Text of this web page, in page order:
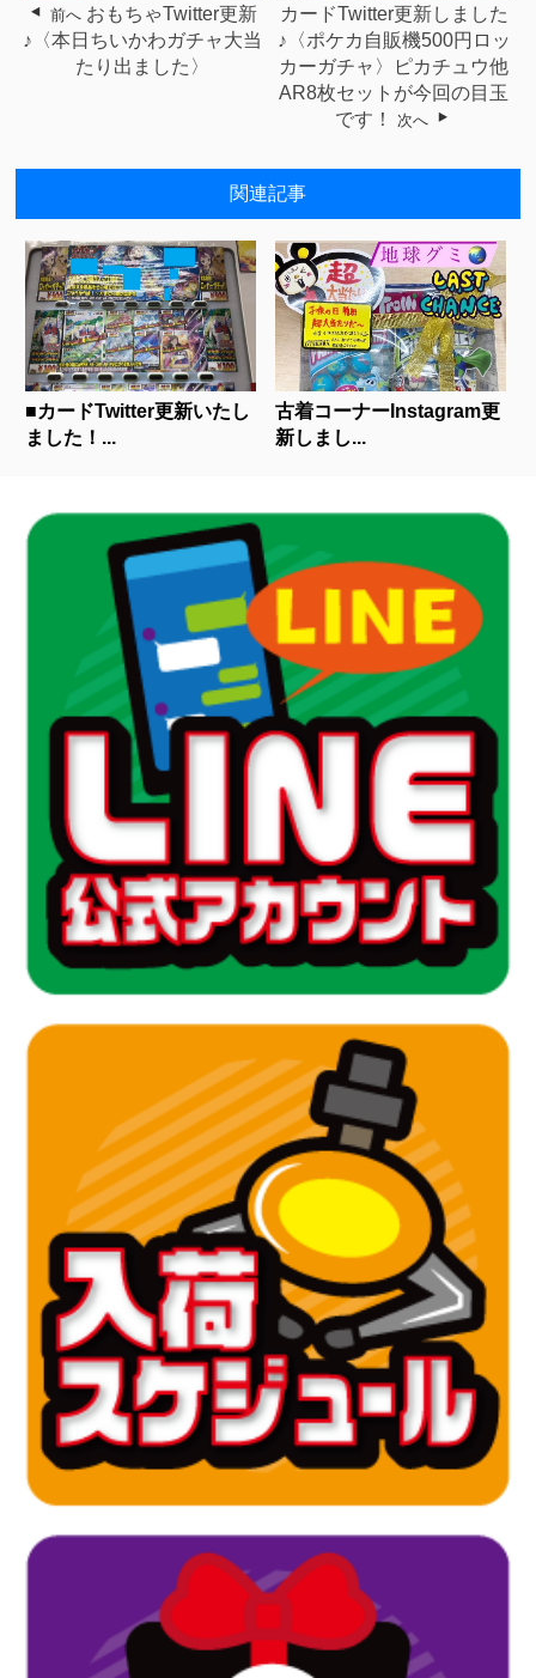
前へ おもちゃTwitter更新
♪〈本日ちいかわガチャ大当
たり出ました〉
カードTwitter更新しました
♪〈ポケカ自販機500円ロッ
カーガチャ〉ピカチュウ他
AR8枚セットが今回の目玉
です！
次へ
関連記事
■カードTwitter更新いたし
ました！...
古着コーナーInstagram更
新しまし...